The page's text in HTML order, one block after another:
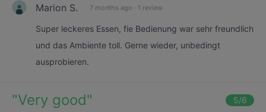
Marion S. 7 months ago · 1 review
Super leckeres Essen, fie Bedienung war sehr freundlich
und das Ambiente toll. Gerne wieder, unbedingt
ausprobieren.
"Very good" 5/6